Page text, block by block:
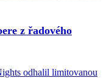
z řadového
odhalil limitovanou